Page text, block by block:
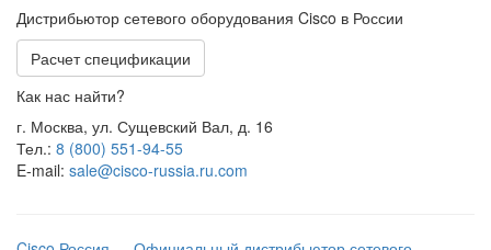
Дистрибьютор сетевого оборудования Cisco в России
Расчет спецификации
Как нас найти?
г. Москва, ул. Сущевский Вал, д. 16
Тел.: 8 (800) 551-94-55
E-mail: sale@cisco-russia.ru.com